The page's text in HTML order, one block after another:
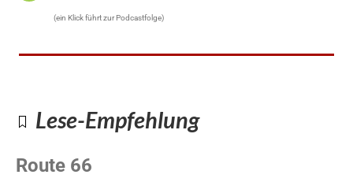
(ein Klick führt zur Podcastfolge)
Lese-Empfehlung
Route 66